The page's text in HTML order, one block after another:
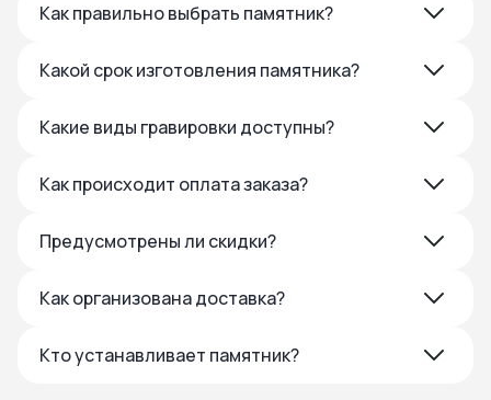
Как правильно выбрать памятник?
Какой срок изготовления памятника?
Какие виды гравировки доступны?
Как происходит оплата заказа?
Предусмотрены ли скидки?
Как организована доставка?
Кто устанавливает памятник?